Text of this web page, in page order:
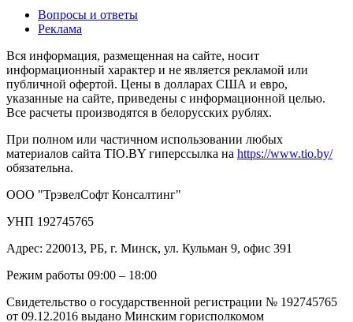
Вопросы и ответы
Реклама
Вся информация, размещенная на сайте, носит
информационный характер и не является рекламой или
публичной офертой. Цены в долларах США и евро,
указанные на сайте, приведены с информационной целью.
Все расчеты производятся в белорусских рублях.
При полном или частичном использовании любых
материалов сайта TIO.BY гиперссылка на https://www.tio.by/
обязательна.
ООО "ТрэвелСофт Консалтинг"
УНП 192745765
Адрес: 220013, РБ, г. Минск, ул. Кульман 9, офис 391
Режим работы 09:00 – 18:00
Свидетельство о государственной регистрации № 192745765
от 09.12.2016 выдано Минским горисполкомом